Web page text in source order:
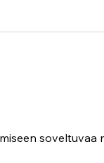
soveltuvaa